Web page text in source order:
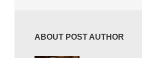
ABOUT POST AUTHOR